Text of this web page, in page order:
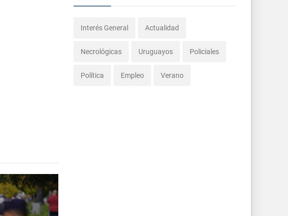
Interés General Actualidad
Necrológicas Uruguayos Policiales
Política Empleo Verano